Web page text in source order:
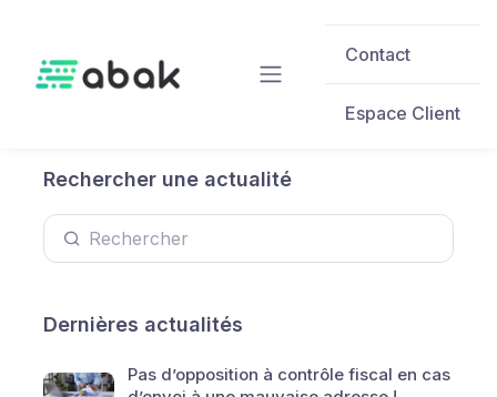
Contact
Espace Client
Rechercher une actualité
Dernières actualités
Pas d’opposition à contrôle fiscal en cas